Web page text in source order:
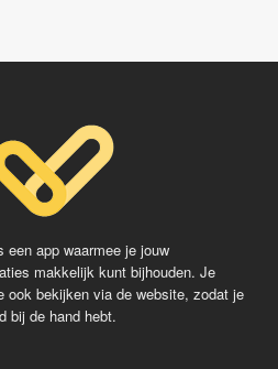
een app waarmee je jouw
makkelijk kunt bijhouden. Je
ook bekijken via de website, zodat je
bij de hand hebt.